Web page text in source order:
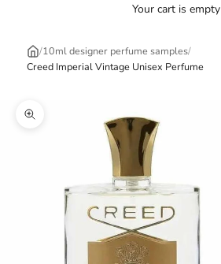
Your cart is empty
/10ml designer perfume samples/
Creed Imperial Vintage Unisex Perfume
Zoom picture